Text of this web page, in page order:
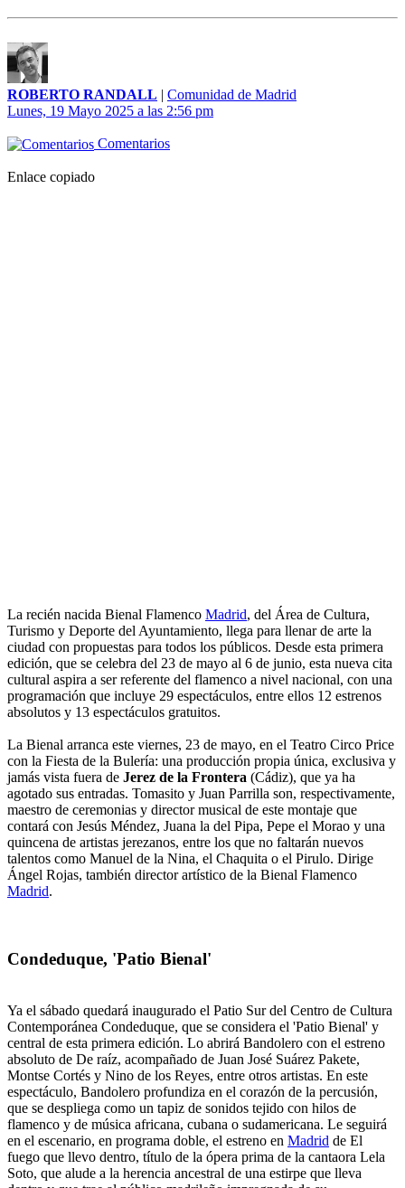
ROBERTO RANDALL | Comunidad de Madrid
Lunes, 19 Mayo 2025 a las 2:56 pm
Comentarios
Enlace copiado
La recién nacida Bienal Flamenco Madrid, del Área de Cultura,
Turismo y Deporte del Ayuntamiento, llega para llenar de arte la
ciudad con propuestas para todos los públicos. Desde esta primera
edición, que se celebra del 23 de mayo al 6 de junio, esta nueva cita
cultural aspira a ser referente del flamenco a nivel nacional, con una
programación que incluye 29 espectáculos, entre ellos 12 estrenos
absolutos y 13 espectáculos gratuitos.
La Bienal arranca este viernes, 23 de mayo, en el Teatro Circo Price
con la Fiesta de la Bulería: una producción propia única, exclusiva y
jamás vista fuera de Jerez de la Frontera (Cádiz), que ya ha
agotado sus entradas. Tomasito y Juan Parrilla son, respectivamente,
maestro de ceremonias y director musical de este montaje que
contará con Jesús Méndez, Juana la del Pipa, Pepe el Morao y una
quincena de artistas jerezanos, entre los que no faltarán nuevos
talentos como Manuel de la Nina, el Chaquita o el Pirulo. Dirige
Ángel Rojas, también director artístico de la Bienal Flamenco
Madrid.
Condeduque, 'Patio Bienal'
Ya el sábado quedará inaugurado el Patio Sur del Centro de Cultura
Contemporánea Condeduque, que se considera el 'Patio Bienal' y
central de esta primera edición. Lo abrirá Bandolero con el estreno
absoluto de De raíz, acompañado de Juan José Suárez Pakete,
Montse Cortés y Nino de los Reyes, entre otros artistas. En este
espectáculo, Bandolero profundiza en el corazón de la percusión,
que se despliega como un tapiz de sonidos tejido con hilos de
flamenco y de música africana, cubana o sudamericana. Le seguirá
en el escenario, en programa doble, el estreno en Madrid de El
fuego que llevo dentro, título de la ópera prima de la cantaora Lela
Soto, que alude a la herencia ancestral de una estirpe que lleva